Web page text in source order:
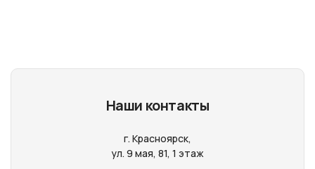
Наши контакты
г. Красноярск,
ул. 9 мая, 81, 1 этаж